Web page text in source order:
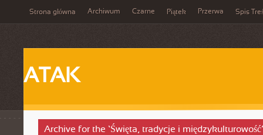
Strona główna Archiwum Czarne Piątek Przerwa Spis
ATAK
Archive for the ‘Święta, tradycje i